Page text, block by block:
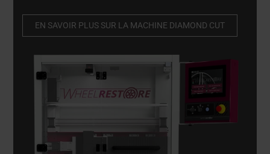
précis sur les roues endommagées tout en
préservant leur intégrité structurelle.
EN SAVOIR PLUS SUR LA MACHINE DIAMOND CUT